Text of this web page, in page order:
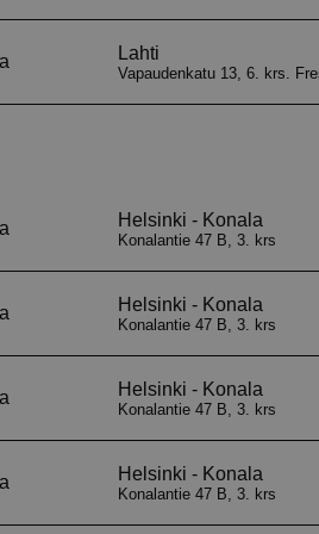
Cloudflare Inc.
.hubspotusercontent-eu1.net
Cloudflare Inc.
.hs-scripts.com
.hs-banner.com